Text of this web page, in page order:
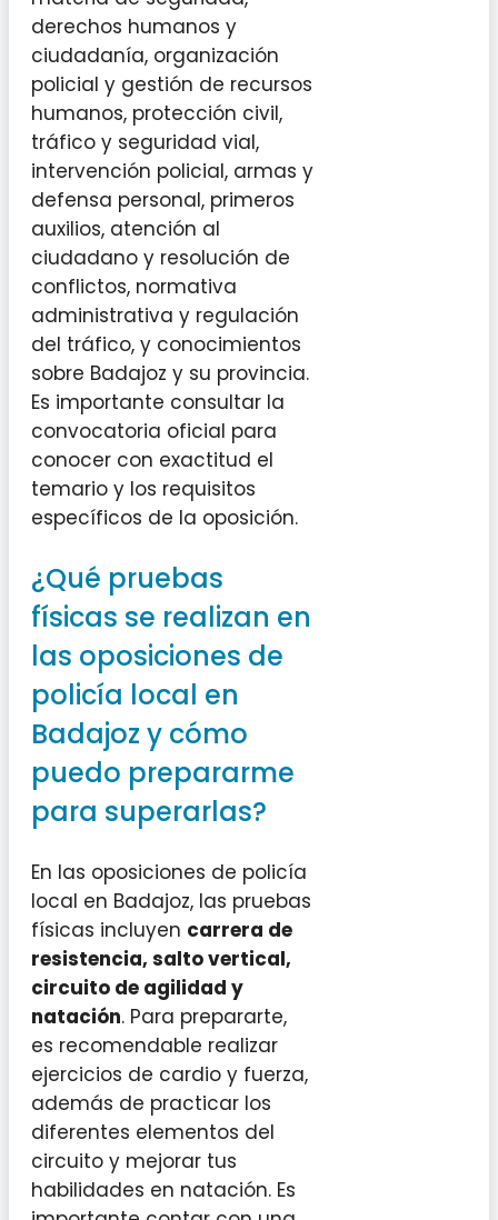
derechos humanos y
ciudadanía, organización
policial y gestión de recursos
humanos, protección civil,
tráfico y seguridad vial,
intervención policial, armas y
defensa personal, primeros
auxilios, atención al
ciudadano y resolución de
conflictos, normativa
administrativa y regulación
del tráfico, y conocimientos
sobre Badajoz y su provincia.
Es importante consultar la
convocatoria oficial para
conocer con exactitud el
temario y los requisitos
específicos de la oposición.
¿Qué pruebas
físicas se realizan en
las oposiciones de
policía local en
Badajoz y cómo
puedo prepararme
para superarlas?
En las oposiciones de policía
local en Badajoz, las pruebas
físicas incluyen carrera de
resistencia, salto vertical,
circuito de agilidad y
natación. Para prepararte,
es recomendable realizar
ejercicios de cardio y fuerza,
además de practicar los
diferentes elementos del
circuito y mejorar tus
habilidades en natación. Es